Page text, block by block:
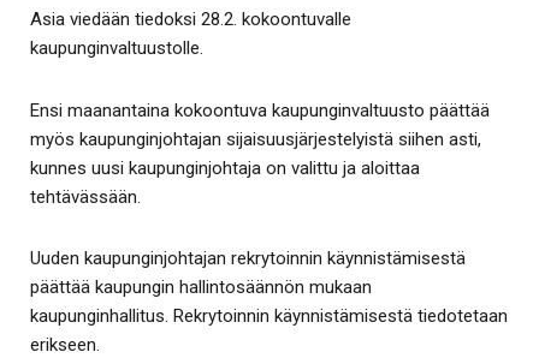
Asia viedään tiedoksi 28.2. kokoontuvalle
kaupunginvaltuustolle.
Ensi maanantaina kokoontuva kaupunginvaltuusto päättää
myös kaupunginjohtajan sijaisuusjärjestelyistä siihen asti,
kunnes uusi kaupunginjohtaja on valittu ja aloittaa
tehtävässään.
Uuden kaupunginjohtajan rekrytoinnin käynnistämisestä
päättää kaupungin hallintosäännön mukaan
kaupunginhallitus. Rekrytoinnin käynnistämisestä tiedotetaan
erikseen.